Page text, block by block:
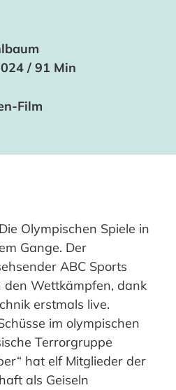
/ 91 Min
Film
Olympischen Spiele in
Gange. Der
ABC Sports
Wettkämpfen, dank
erstmals live.
im olympischen
Terrorgruppe
hat elf Mitglieder der
als Geiseln